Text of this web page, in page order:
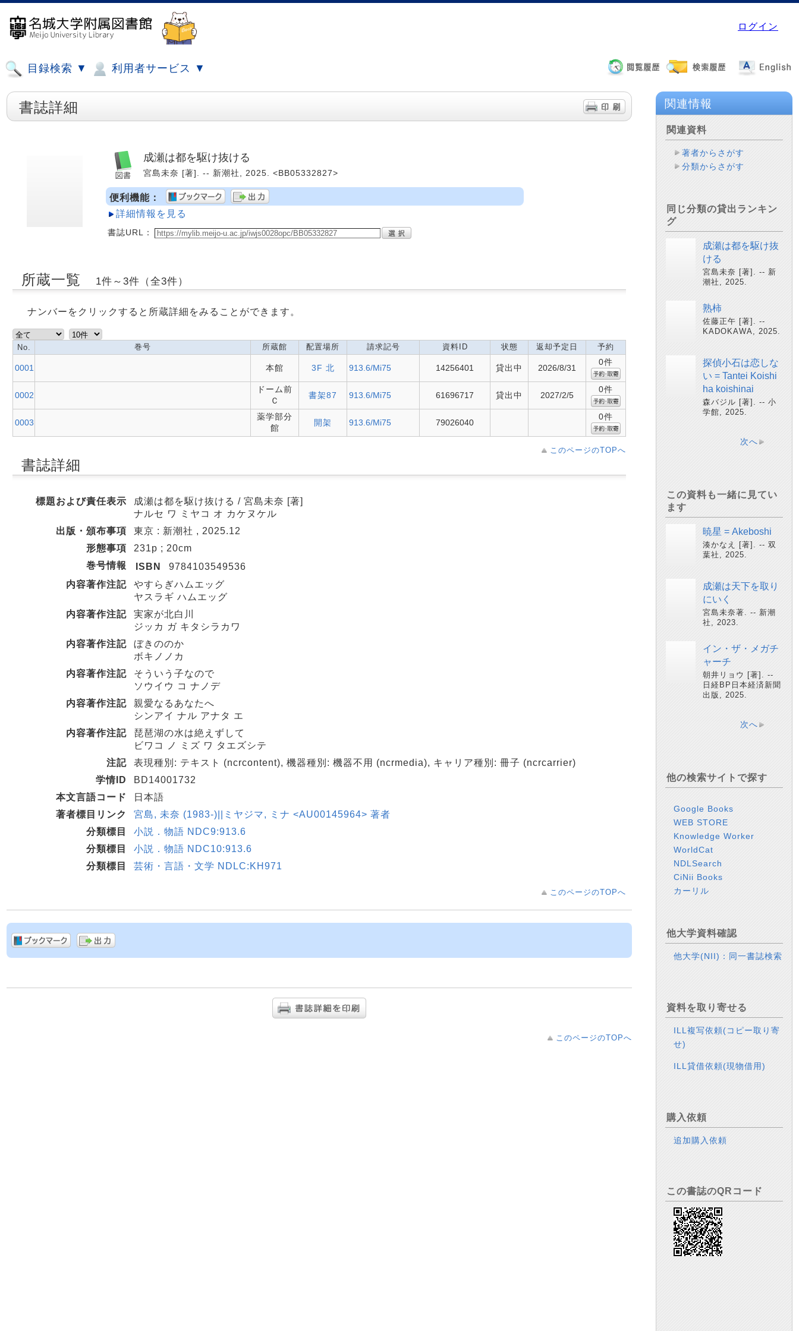
ログイン
目録検索 ▼ 利用者サービス ▼
書誌詳細
成瀬は都を駆け抜ける
宮島未奈 [著]. -- 新潮社, 2025. <BB05332827>
便利機能：
詳細情報を見る
書誌URL：
所蔵一覧 1件～3件（全3件）
ナンバーをクリックすると所蔵詳細をみることができます。
No. 巻号 所蔵館 配置場所 請求記号 資料ID 状態 返却予定日 予約
0001 本館 3F 北 913.6/Mi75 14256401 貸出中 2026/8/31
0件
0002
ドーム前
Ｃ
書架87 913.6/Mi75 61696717 貸出中 2027/2/5
0件
0003
薬学部分
館
開架 913.6/Mi75 79026040
0件
このページのTOPへ
書誌詳細
標題および責任表示
成瀬は都を駆け抜ける / 宮島未奈 [著]
ナルセ ワ ミヤコ オ カケヌケル
出版・頒布事項
東京 : 新潮社 , 2025.12
形態事項
231p ; 20cm
巻号情報
ISBN
9784103549536
内容著作注記
やすらぎハムエッグ
ヤスラギ ハムエッグ
内容著作注記
実家が北白川
ジッカ ガ キタシラカワ
内容著作注記
ぼきののか
ボキノノカ
内容著作注記
そういう子なので
ソウイウ コ ナノデ
内容著作注記
親愛なるあなたへ
シンアイ ナル アナタ エ
内容著作注記
琵琶湖の水は絶えずして
ビワコ ノ ミズ ワ タエズシテ
注記
表現種別: テキスト (ncrcontent), 機器種別: 機器不用 (ncrmedia), キャリア種別: 冊子 (ncrcarrier)
学情ID
BD14001732
本文言語コード
日本語
著者標目リンク
宮島, 未奈 (1983-)||ミヤジマ, ミナ <AU00145964> 著者
分類標目
小説．物語 NDC9:913.6
分類標目
小説．物語 NDC10:913.6
分類標目
芸術・言語・文学 NDLC:KH971
このページのTOPへ
このページのTOPへ
関連情報
関連資料
著者からさがす
分類からさがす
同じ分類の貸出ランキン
グ
成瀬は都を駆け抜
ける
宮島未奈 [著]. -- 新
潮社, 2025.
熟柿
佐藤正午 [著]. --
KADOKAWA, 2025.
探偵小石は恋しな
い = Tantei Koishi
ha koishinai
森バジル [著]. -- 小
学館, 2025.
次へ
この資料も一緒に見てい
ます
暁星 = Akeboshi
湊かなえ [著]. -- 双
葉社, 2025.
成瀬は天下を取り
にいく
宮島未奈著. -- 新潮
社, 2023.
イン・ザ・メガチ
ャーチ
朝井リョウ [著]. --
日経BP日本経済新聞
出版, 2025.
次へ
他の検索サイトで探す
Google Books
WEB STORE
Knowledge Worker
WorldCat
NDLSearch
CiNii Books
カーリル
他大学資料確認
他大学(NII)：同一書誌検索
資料を取り寄せる
ILL複写依頼(コピー取り寄
せ)
ILL貸借依頼(現物借用)
購入依頼
追加購入依頼
この書誌のQRコード